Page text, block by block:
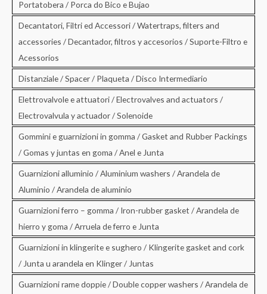
Portatobera / Porca do Bico e Bujao
Decantatori, Filtri ed Accessori / Watertraps, filters and
accessories / Decantador, filtros y accesorios / Suporte-Filtro e
Acessorios
Distanziale / Spacer / Plaqueta / Disco Intermediario
Elettrovalvole e attuatori / Electrovalves and actuators /
Electrovalvula y actuador / Solenoide
Gommini e guarnizioni in gomma / Gasket and Rubber Packings
/ Gomas y juntas en goma / Anel e Junta
Guarnizioni alluminio / Aluminium washers / Arandela de
Aluminio / Arandela de aluminio
Guarnizioni ferro – gomma / Iron-rubber gasket / Arandela de
hierro y goma / Arruela de ferro e Junta
Guarnizioni in klingerite e sughero / Klingerite gasket and cork
/ Junta u arandela en Klinger / Juntas
Guarnizioni rame doppie / Double copper washers / Arandela de